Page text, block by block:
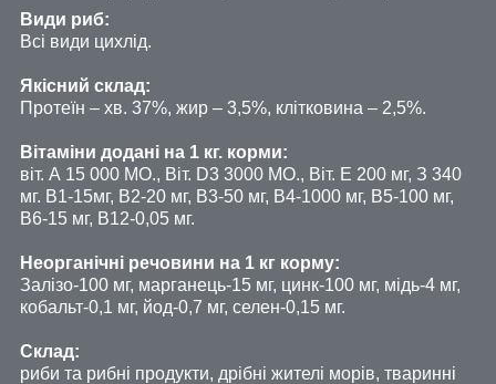
Види риб:
Всі види цихлід.
Якісний склад:
Протеїн – хв. 37%, жир – 3,5%, клітковина – 2,5%.
Вітаміни додані на 1 кг. корми:
віт. А 15 000 МО., Віт. D3 3000 МО., Віт. Е 200 мг, З 340
мг. В1-15мг, В2-20 мг, В3-50 мг, В4-1000 мг, В5-100 мг,
В6-15 мг, В12-0,05 мг.
Неорганічні речовини на 1 кг корму:
Залізо-100 мг, марганець-15 мг, цинк-100 мг, мідь-4 мг,
кобальт-0,1 мг, йод-0,7 мг, селен-0,15 мг.
Склад:
риби та рибні продукти, дрібні жителі морів, тваринні